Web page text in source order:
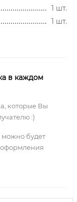
1 шт.
1 шт.
в каждом
которые Вы
:)
можно будет
оформления